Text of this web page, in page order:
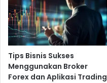
Tips Bisnis Sukses
Menggunakan Broker
Forex dan Aplikasi Trading